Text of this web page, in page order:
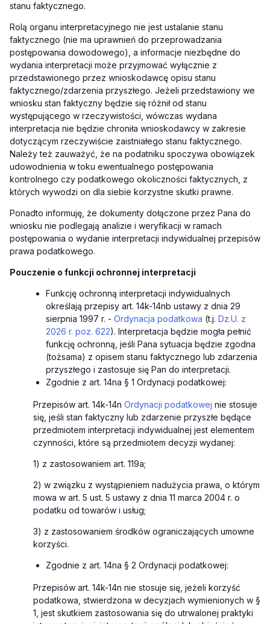
stanu faktycznego.
Rolą organu interpretacyjnego nie jest ustalanie stanu
faktycznego (nie ma uprawnień do przeprowadzania
postępowania dowodowego), a informacje niezbędne do
wydania interpretacji może przyjmować wyłącznie z
przedstawionego przez wnioskodawcę opisu stanu
faktycznego/zdarzenia przyszłego. Jeżeli przedstawiony we
wniosku stan faktyczny będzie się różnił od stanu
występującego w rzeczywistości, wówczas wydana
interpretacja nie będzie chroniła wnioskodawcy w zakresie
dotyczącym rzeczywiście zaistniałego stanu faktycznego.
Należy też zauważyć, że na podatniku spoczywa obowiązek
udowodnienia w toku ewentualnego postępowania
kontrolnego czy podatkowego okoliczności faktycznych, z
których wywodzi on dla siebie korzystne skutki prawne.
Ponadto informuję, że dokumenty dołączone przez Pana do
wniosku nie podlegają analizie i weryfikacji w ramach
postępowania o wydanie interpretacji indywidualnej przepisów
prawa podatkowego.
Pouczenie o funkcji ochronnej interpretacji
Funkcję ochronną interpretacji indywidualnych
określają przepisy art. 14k-14nb ustawy z dnia 29
sierpnia 1997 r. - Ordynacja podatkowa (t.j. Dz.U. z
2026 r. poz. 622). Interpretacja będzie mogła pełnić
funkcję ochronną, jeśli Pana sytuacja będzie zgodna
(tożsama) z opisem stanu faktycznego lub zdarzenia
przyszłego i zastosuje się Pan do interpretacji.
Zgodnie z art. 14na § 1 Ordynacji podatkowej:
Przepisów art. 14k-14n Ordynacji podatkowej nie stosuje
się, jeśli stan faktyczny lub zdarzenie przyszłe będące
przedmiotem interpretacji indywidualnej jest elementem
czynności, które są przedmiotem decyzji wydanej:
1) z zastosowaniem art. 119a;
2) w związku z wystąpieniem nadużycia prawa, o którym
mowa w art. 5 ust. 5 ustawy z dnia 11 marca 2004 r. o
podatku od towarów i usług;
3) z zastosowaniem środków ograniczających umowne
korzyści.
Zgodnie z art. 14na § 2 Ordynacji podatkowej:
Przepisów art. 14k-14n nie stosuje się, jeżeli korzyść
podatkowa, stwierdzona w decyzjach wymienionych w §
1, jest skutkiem zastosowania się do utrwalonej praktyki